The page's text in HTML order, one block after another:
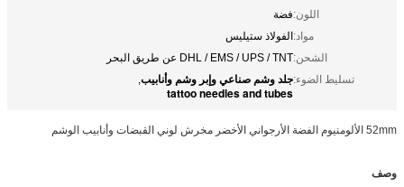
اللون:فضة
مواد:الفولاذ ستيليس
الشحن:DHL / EMS / UPS / TNT عن طريق البحر
تسليط الضوء:جلد وشم صناعي وإبر وشم وأنابيب,
tattoo needles and tubes
52mm الألومنيوم الفضة الأرجواني الأخضر مخرش لوني القبضات وأنابيب الوشم
وصف